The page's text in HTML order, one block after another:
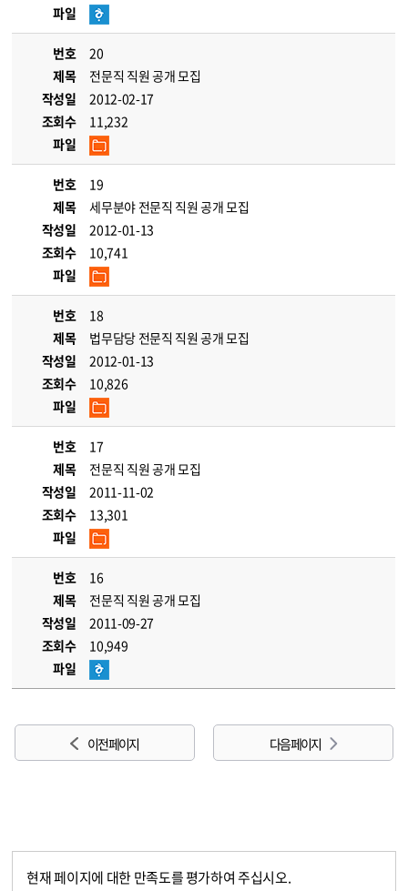
파일
번호
20
제목
전문직 직원 공개 모집
작성일
2012-02-17
조회수
11,232
파일
번호
19
제목
세무분야 전문직 직원 공개 모집
작성일
2012-01-13
조회수
10,741
파일
번호
18
제목
법무담당 전문직 직원 공개 모집
작성일
2012-01-13
조회수
10,826
파일
번호
17
제목
전문직 직원 공개 모집
작성일
2011-11-02
조회수
13,301
파일
번호
16
제목
전문직 직원 공개 모집
작성일
2011-09-27
조회수
10,949
파일
이전 페이지 다음 페이지
현재 페이지에 대한 만족도를 평가하여 주십시오.